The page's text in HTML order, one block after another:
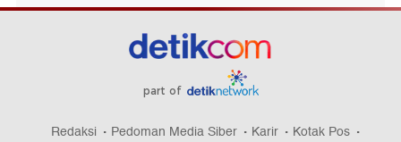
part of
Redaksi Pedoman Media Siber Karir Kotak Pos